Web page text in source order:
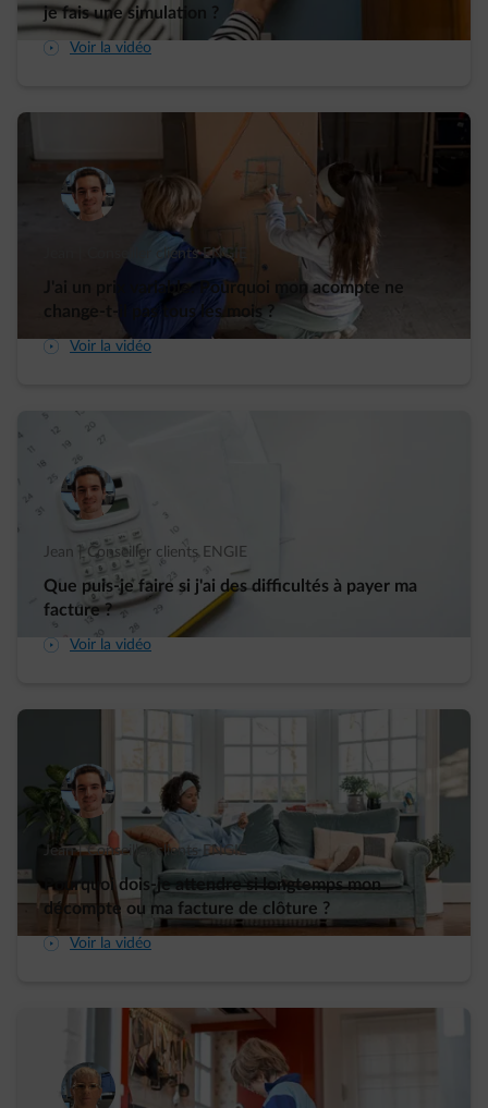
je fais une simulation ?
arrow-play-fwd Voir la vidéo
Jean | Conseiller clients ENGIE
J'ai un prix variable. Pourquoi mon acompte ne
change-t-il pas tous les mois ?
arrow-play-fwd Voir la vidéo
Jean | Conseiller clients ENGIE
Que puis-je faire si j'ai des difficultés à payer ma
facture ?
arrow-play-fwd Voir la vidéo
Jean | Conseiller clients ENGIE
Pourquoi dois-je attendre si longtemps mon
décompte ou ma facture de clôture ?
arrow-play-fwd Voir la vidéo